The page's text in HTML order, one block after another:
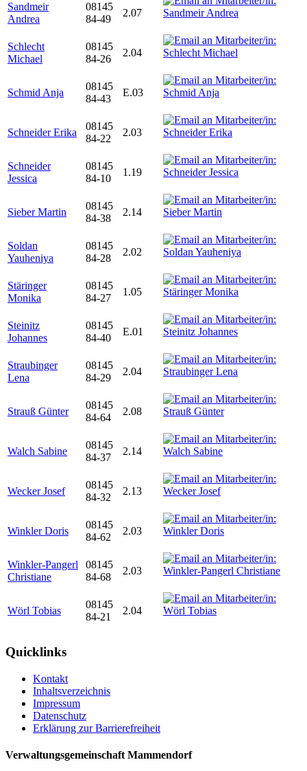
Sandmeir
Andrea
08145
84-49
2.07
Schlecht
Michael
08145
84-26
2.04
Schmid Anja
08145
84-43
E.03
Schneider Erika
08145
84-22
2.03
Schneider
Jessica
08145
84-10
1.19
Sieber Martin
08145
84-38
2.14
Soldan
Yauheniya
08145
84-28
2.02
Stäringer
Monika
08145
84-27
1.05
Steinitz
Johannes
08145
84-40
E.01
Straubinger
Lena
08145
84-29
2.04
Strauß Günter
08145
84-64
2.08
Walch Sabine
08145
84-37
2.14
Wecker Josef
08145
84-32
2.13
Winkler Doris
08145
84-62
2.03
Winkler-Pangerl
Christiane
08145
84-68
2.03
Wörl Tobias
08145
84-21
2.04
Quicklinks
Kontakt
Inhaltsverzeichnis
Impressum
Datenschutz
Erklärung zur Barrierefreiheit
Verwaltungsgemeinschaft Mammendorf